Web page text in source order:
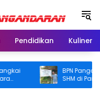
Pendidikan Kuliner
BPN Pangandaran
SHM di Pantai
Usut Asal-usul